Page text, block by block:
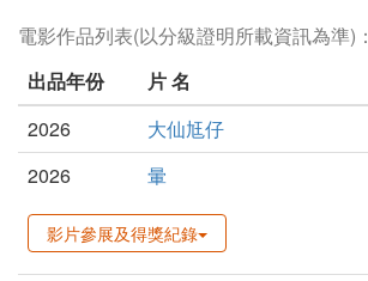
電影作品列表(以分級證明所載資訊為準)：
出品年份
片 名
2026
大仙尪仔
2026
暈
影片參展及得獎紀錄